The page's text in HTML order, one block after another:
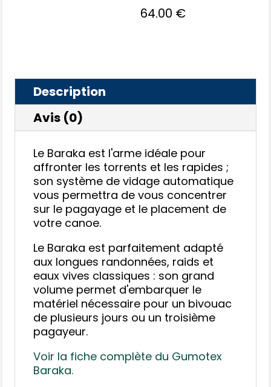
64.00 €
Description
Avis (0)
Le Baraka est l'arme idéale pour
affronter les torrents et les rapides ;
son système de vidage automatique
vous permettra de vous concentrer
sur le pagayage et le placement de
votre canoe.
Le Baraka est parfaitement adapté
aux longues randonnées, raids et
eaux vives classiques : son grand
volume permet d'embarquer le
matériel nécessaire pour un bivouac
de plusieurs jours ou un troisième
pagayeur.
Voir la fiche complète du Gumotex
Baraka.